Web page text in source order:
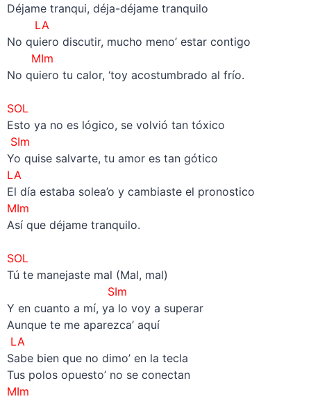
Déjame tranqui, déja-déjame tranquilo
LA
No quiero discutir, mucho meno’ estar contigo
MIm
No quiero tu calor, ‘toy acostumbrado al frío.
SOL
Esto ya no es lógico, se volvió tan tóxico
SIm
Yo quise salvarte, tu amor es tan gótico
LA
El día estaba solea’o y cambiaste el pronostico
MIm
Así que déjame tranquilo.
SOL
Tú te manejaste mal (Mal, mal)
SIm
Y en cuanto a mí, ya lo voy a superar
Aunque te me aparezca’ aquí
LA
Sabe bien que no dimo’ en la tecla
Tus polos opuesto’ no se conectan
MIm